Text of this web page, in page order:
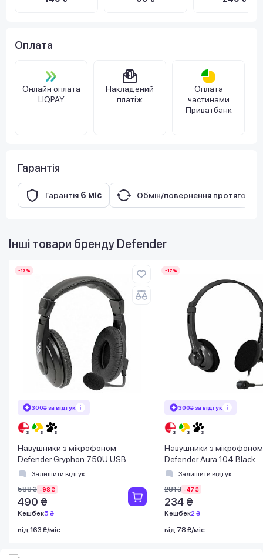
Оплата
Онлайн оплата
LIQPAY
Накладений
платіж
Оплата
частинами
Приватбанк
Гарантія
Гарантія 6 міс Обмін/повернення протягом
Інші товари бренду Defender
-17%
300₴ за відгук
Навушники з мікрофоном
Defender Gryphon 750U USB
чорніЗалишити відгук
588 ₴ -98 ₴
490 ₴
Кешбек5 ₴
від 163 ₴/міс
-17%
300₴ за відгук
Навушники з мікрофоном
Defender Aura 104 Black
Залишити відгук
281 ₴ -47 ₴
234 ₴
Кешбек2 ₴
від 78 ₴/міс